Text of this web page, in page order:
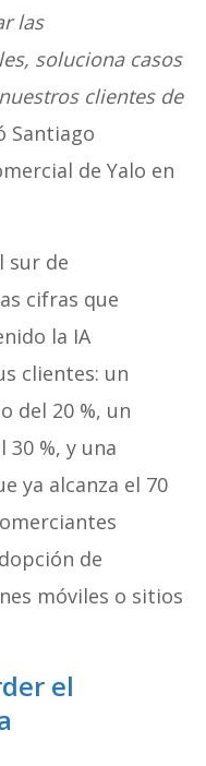
las
soluciona casos
clientes de
Santiago
de Yalo en
sur de
cifras que
la IA
clientes: un
del 20 %, un
%, y una
ya alcanza el 70
de
móviles o sitios
el